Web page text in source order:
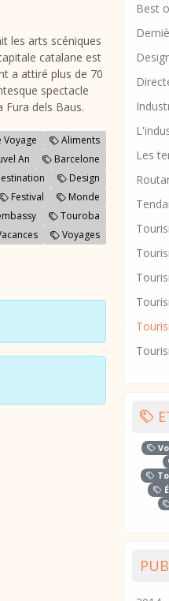
les arts scéniques
catalane est
a attiré plus de 70
spectacle
dels Baus.
Voyage
Aliments
An
Barcelone
Design
Festival
Monde
Touroba
Voyages
Best
Les